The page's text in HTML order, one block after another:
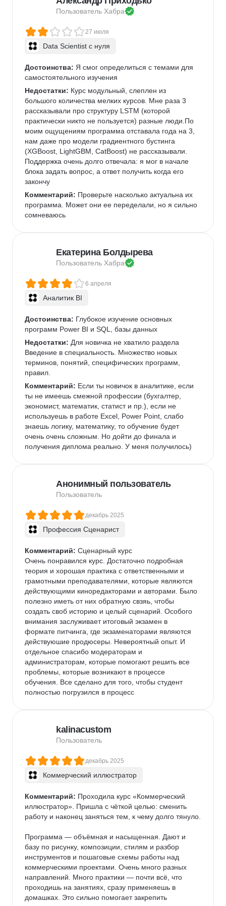
Пользователь Хабра
27 июля
Data Scientist с нуля
Достоинства: Я смог определиться с темами для
самостоятельного изучения
Недостатки: Курс модульный, слеплен из
большого количества мелких курсов. Мне раза 3
рассказывали про структуру LSTM (которой
практически никто не пользуется) разные люди.По
моим ощущениям программа отставала года на 3,
нам даже про модели градиентного бустинга
(XGBoost, LightGBM, CatBoost) не рассказывали.
Поддержка очень долго отвечала: я мог в начале
блока задать вопрос, а ответ получить когда его
закончу
Комментарий: Проверьте насколько актуальна их
программа. Может они ее переделали, но я сильно
сомневаюсь
Екатерина Болдырева
Пользователь Хабра
6 апреля
Аналитик BI
Достоинства: Глубокое изучение основных
программ Power BI и SQL, базы данных
Недостатки: Для новичка не хватило раздела
Введение в специальность. Множество новых
терминов, понятий, специфических программ,
правил.
Комментарий: Если ты новичок в аналитике, если
ты не имеешь смежной профессии (бухгалтер,
экономист, математик, статист и пр.), если не
используешь в работе Excel, Power Point, слабо
знаешь логику, математику, то обучение будет
очень очень сложным. Но дойти до финала и
получения диплома реально. У меня получилось)
Анонимный пользователь
Пользователь
декабрь 2025
Профессия Сценарист
Комментарий: Сценарный курс
Очень понравился курс. Достаточно подробная
теория и хорошая практика с ответственными и
грамотными преподавателями, которые являются
действующими киноредакторами и авторами. Было
полезно иметь от них обратную свзяь, чтобы
создать своб историю и целый сценарий. Особого
внимания заслуживает итоговый экзамен в
формате питчинга, где экзаменаторами являются
действуюшие продюсеры. Невероятный опыт. И
отдельное спасибо модераторам и
администраторам, которые помогают решить все
проблемы, которые возникают в процессе
обучения. Все сделано для того, чтобы студент
полностью погрузился в процесс
kalinacustom
Пользователь
декабрь 2025
Коммерческий иллюстратор
Комментарий: Проходила курс «Коммерческий
иллюстратор». Пришла с чёткой целью: сменить
работу и наконец заняться тем, к чему долго тянуло.
Программа — объёмная и насыщенная. Дают и
базу по рисунку, композиции, стилям и разбор
инструментов и пошаговые схемы работы над
коммерческими проектами. Очень много разных
направлений. Много практики — почти всё, что
проходишь на занятиях, сразу применяешь в
домашках. Это сильно помогает закрепить